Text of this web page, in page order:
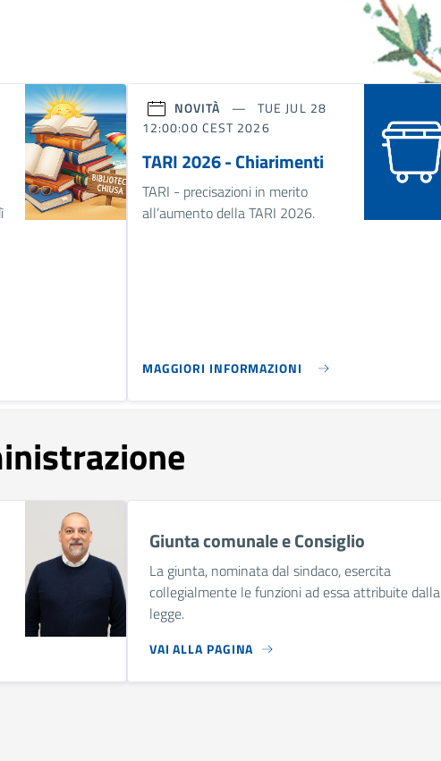
NOVITÀ
TUE JUL 28
12:00:00 CEST 2026
TARI 2026 - Chiarimenti
TARI - precisazioni in merito
all’aumento della TARI 2026.
MAGGIORI INFORMAZIONI
Giunta comunale e Consiglio
La giunta, nominata dal sindaco, esercita
collegialmente le funzioni ad essa attribuite dalla
legge.
VAI ALLA PAGINA